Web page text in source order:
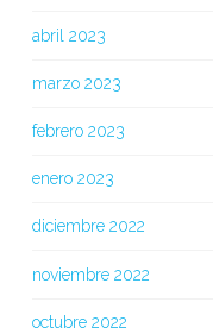
abril 2023
marzo 2023
febrero 2023
enero 2023
diciembre 2022
noviembre 2022
octubre 2022